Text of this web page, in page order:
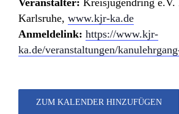
Veranstalter: Kreisjugendring e.V.
Karlsruhe, www.kjr-ka.de
Anmeldelink: https://www.kjr-
ka.de/veranstaltungen/
ZUM KALENDER HINZUFÜGEN